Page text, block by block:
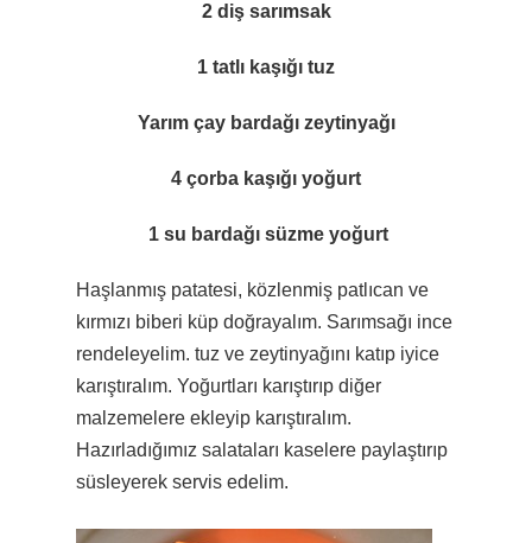
2 diş sarımsak
1 tatlı kaşığı tuz
Yarım çay bardağı zeytinyağı
4 çorba kaşığı yoğurt
1 su bardağı süzme yoğurt
Haşlanmış patatesi, közlenmiş patlıcan ve
kırmızı biberi küp doğrayalım. Sarımsağı ince
rendeleyelim. tuz ve zeytinyağını katıp iyice
karıştıralım. Yoğurtları karıştırıp diğer
malzemelere ekleyip karıştıralım.
Hazırladığımız salataları kaselere paylaştırıp
süsleyerek servis edelim.